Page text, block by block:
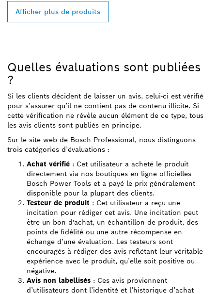
Afficher plus de produits
Quelles évaluations sont publiées
?
Si les clients décident de laisser un avis, celui-ci est vérifié
pour s’assurer qu’il ne contient pas de contenu illicite. Si
cette vérification ne révèle aucun élément de ce type, tous
les avis clients sont publiés en principe.
Sur le site web de Bosch Professional, nous distinguons
trois catégories d’évaluations :
Achat vérifié : Cet utilisateur a acheté le produit
directement via nos boutiques en ligne officielles
Bosch Power Tools et a payé le prix généralement
disponible pour la plupart des clients.
Testeur de produit : Cet utilisateur a reçu une
incitation pour rédiger cet avis. Une incitation peut
être un bon d'achat, un échantillon de produit, des
points de fidélité ou une autre récompense en
échange d’une évaluation. Les testeurs sont
encouragés à rédiger des avis reflétant leur véritable
expérience avec le produit, qu’elle soit positive ou
négative.
Avis non labellisés : Ces avis proviennent
d’utilisateurs dont l’identité et l’historique d’achat